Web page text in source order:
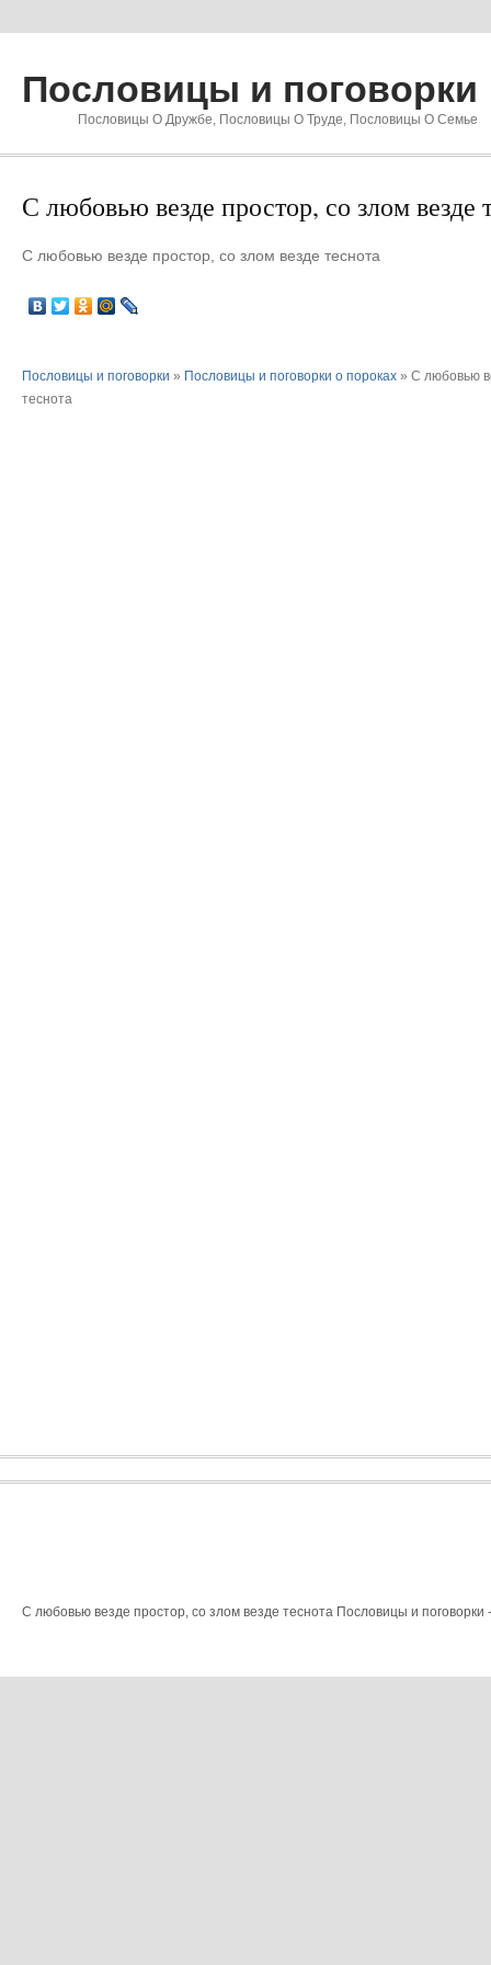
Пословицы и поговорки
Пословицы О Дружбе, Пословицы О Труде, Пословицы О Семье
С любовью везде простор, со злом везде
С любовью везде простор, со злом везде теснота
Пословицы и поговорки » Пословицы и поговорки о пороках » С любовью
теснота
С любовью везде простор, со злом везде теснота Пословицы и